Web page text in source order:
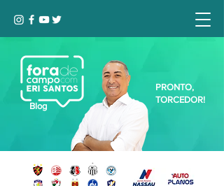
Blog
PRONTO,
TORCEDOR!